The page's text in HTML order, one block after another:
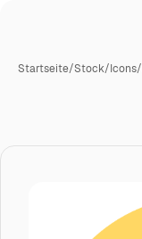
Startseite/Stock/Icons/